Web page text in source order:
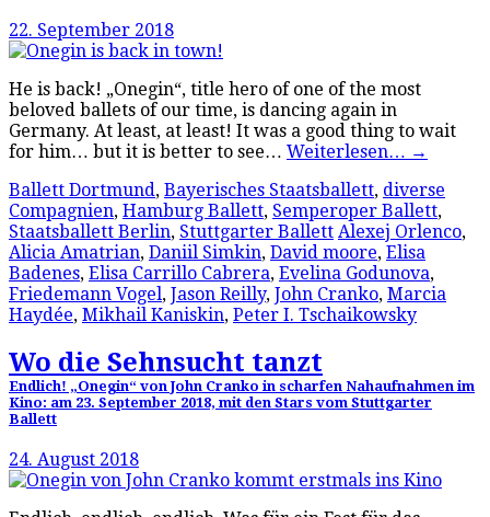
22. September 2018
He is back! „Onegin“, title hero of one of the most
beloved ballets of our time, is dancing again in
Germany. At least, at least! It was a good thing to wait
for him… but it is better to see… Weiterlesen… →
Ballett Dortmund, Bayerisches Staatsballett, diverse
Compagnien, Hamburg Ballett, Semperoper Ballett,
Staatsballett Berlin, Stuttgarter Ballett Alexej Orlenco,
Alicia Amatrian, Daniil Simkin, David moore, Elisa
Badenes, Elisa Carrillo Cabrera, Evelina Godunova,
Friedemann Vogel, Jason Reilly, John Cranko, Marcia
Haydée, Mikhail Kaniskin, Peter I. Tschaikowsky
Wo die Sehnsucht tanzt
Endlich! „Onegin“ von John Cranko in scharfen Nahaufnahmen im
Kino: am 23. September 2018, mit den Stars vom Stuttgarter
Ballett
24. August 2018